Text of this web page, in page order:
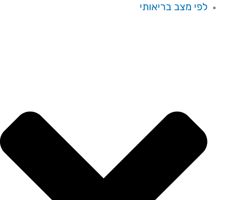
לפי מצב בריאותי